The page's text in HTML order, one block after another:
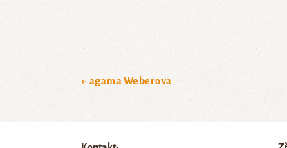
← agama Weberova